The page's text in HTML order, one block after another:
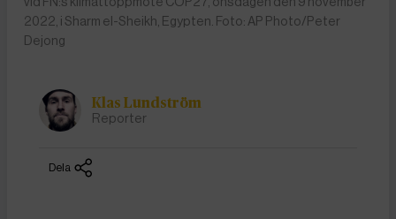
2022, i Sharm el-Sheikh, Egypten. Foto: AP Photo/Peter
Dejong
Klas Lundström
Reporter
Dela